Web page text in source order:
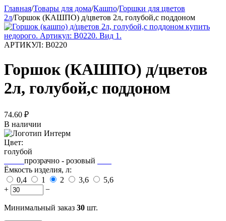
Главная/Товары для дома/Кашпо/Горшки для цветов
2л/Горшок (КАШПО) д/цветов 2л, голубой,с поддоном
АРТИКУЛ: В0220
Горшок (КАШПО) д/цветов
2л, голубой,с поддоном
74.60 ₽
В наличии
Цвет:
голубой
прозрачно - розовый
Ёмкость изделия, л:
0,4
1 2 3,6
5,6
+
−
Минимальный заказ 30 шт.